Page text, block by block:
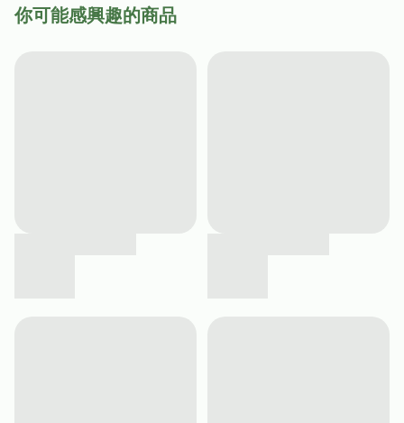
你可能感興趣的商品